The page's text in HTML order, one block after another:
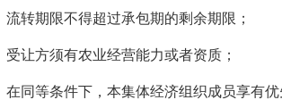
流转期限不得超过承包期的剩余期限；
受让方须有农业经营能力或者资质；
在同等条件下，本集体经济组织成员享有优